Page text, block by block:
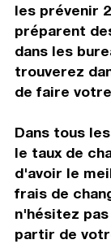
les prévenir
préparent
dans les
trouverez
de faire
Dans tous
le taux de
d'avoir le
frais de
n'hésitez
partir de